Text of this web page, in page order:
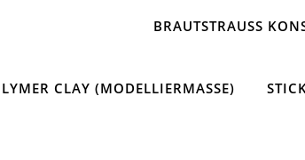
BRAUTSTRAUSS
CLAY (MODELLIERMASSE)